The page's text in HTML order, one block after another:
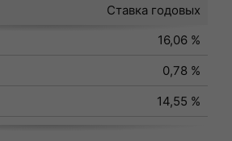
Ставка годовых
16,06 %
0,78 %
14,55 %